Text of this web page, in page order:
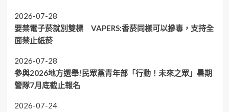
2026-07-28
要禁電子菸就別雙標 VAPERS:香菸同樣可以摻毒，支持全
面禁止紙菸
2026-07-28
參與2026地方選舉!民眾黨青年部「行動！未來之眾」暑期
營隊7月底截止報名
2026-07-24